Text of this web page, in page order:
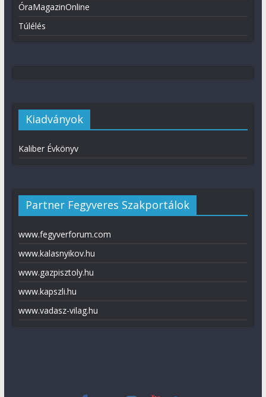
ÓraMagazinOnline
Túlélés
Kiadványok
Kaliber Évkönyv
Partner Fegyveres Szakportálok
www.fegyverforum.com
www.kalasnyikov.hu
www.gazpisztoly.hu
www.kapszli.hu
www.vadasz-vilag.hu